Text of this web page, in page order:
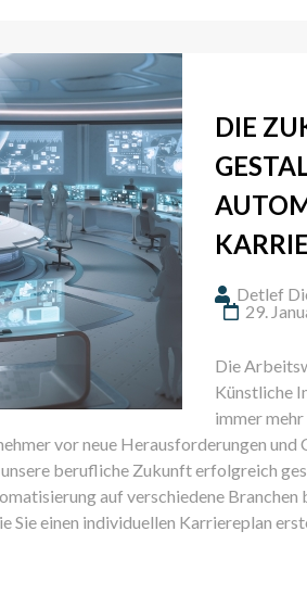
DIE
Detlef
29.
Die
Künstliche
immer
vor neue Herausforderungen und
berufliche Zukunft erfolgreich
auf verschiedene
Sie einen individuellen Karriereplan